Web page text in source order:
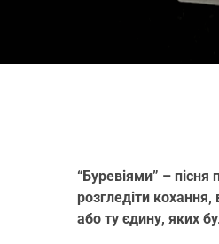
“Буревіями” –
розгледіти
або ту єдину, яких